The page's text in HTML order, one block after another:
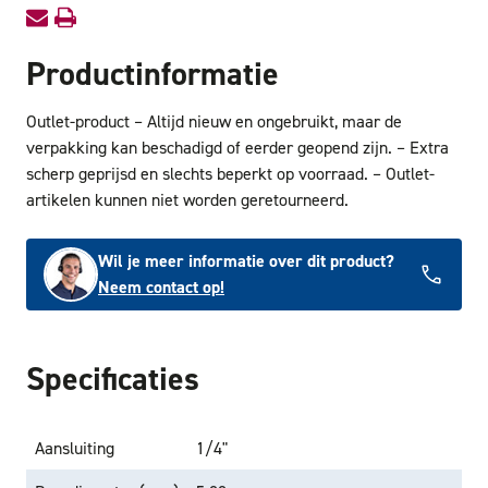
Productinformatie
Outlet-product – Altijd nieuw en ongebruikt, maar de
verpakking kan beschadigd of eerder geopend zijn. – Extra
scherp geprijsd en slechts beperkt op voorraad. – Outlet-
artikelen kunnen niet worden geretourneerd.
Wil je meer informatie over dit product?
Neem contact op!
Specificaties
Aansluiting
1/4"